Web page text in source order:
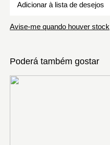
Adicionar à lista de desejos
Avise-me quando houver stock
Poderá também gostar